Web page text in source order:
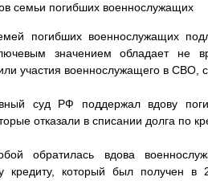
семьи погибших военнослужащих
погибших военнослужащих
значением обладает
участия военнослужащего в СВО,
суд РФ поддержал вдову
отказали в списании долга по
обратилась вдова
кредиту, который был получен в